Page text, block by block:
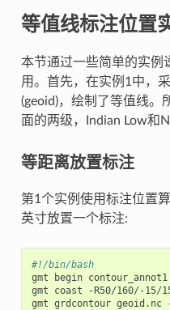
等值线标注位置
本节通过一些简单的实例
用。首先，在实例1中，
(geoid)，绘制了等值线。
面的两级，Indian Low和
等距离放置标注
第1个实例使用标注位置
英寸放置一个标注:
#!/bin/bash
gmt begin
gmt coast -R50/160/-15/
gmt grdcontour geoid.nc